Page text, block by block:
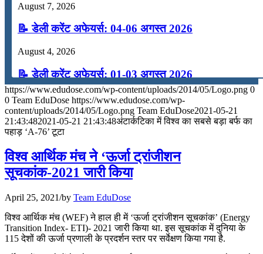
August 7, 2026
📝 डेली करेंट अफेयर्स: 04-06 अगस्त 2026
August 4, 2026
📝 डेली करेंट अफेयर्स: 01-03 अगस्त 2026
July 31, 2026
📝 डेली करेंट अफेयर्स: 28-31 जुलाई 2026
📝 डेली करेंट अफेयर्स: 25-27 जुलाई 2026
📝 डेली करेंट अफेयर्स: 22-24 जुलाई 2026
July 22, 2026
https://www.edudose.com/wp-content/uploads/2014/05/Logo.png 0
0 Team EduDose https://www.edudose.com/wp-
content/uploads/2014/05/Logo.png Team EduDose2021-05-21
21:43:482021-05-21 21:43:48अंटार्कटिका में विश्‍व का सबसे बड़ा बर्फ का
पहाड़ ‘A-76’ टूटा
विश्व आर्थिक मंच ने ‘ऊर्जा ट्रांजीशन
सूचकांक-2021 जारी किया
April 25, 2021/by Team EduDose
विश्व आर्थिक मंच (WEF) ने हाल ही में ‘ऊर्जा ट्रांजीशन सूचकांक’ (Energy
Transition Index- ETI)- 2021 जारी किया था. इस सूचकांक में दुनिया के
115 देशों की ऊर्जा प्रणाली के प्रदर्शन स्तर पर सर्वेक्षण किया गया है.